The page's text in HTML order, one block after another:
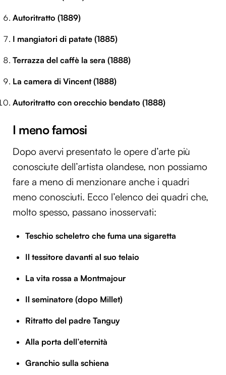
Autoritratto (1889)
I mangiatori di patate (1885)
Terrazza del caffè la sera (1888)
La camera di Vincent (1888)
Autoritratto con orecchio bendato (1888)
I meno famosi
Dopo avervi presentato le opere d’arte più
conosciute dell’artista olandese, non possiamo
fare a meno di menzionare anche i quadri
meno conosciuti. Ecco l’elenco dei quadri che,
molto spesso, passano inosservati:
Teschio scheletro che fuma una sigaretta
Il tessitore davanti al suo telaio
La vita rossa a Montmajour
Il seminatore (dopo Millet)
Ritratto del padre Tanguy
Alla porta dell’eternità
Granchio sulla schiena